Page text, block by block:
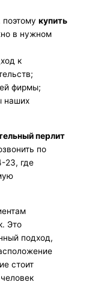
поэтомукупить
в нужном
к
фирмы;
наших
перлит
по
23, где
Это
подход,
стоит